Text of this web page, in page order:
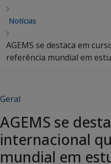
Notícias
AGEMS se destaca em
referência mundial em
Geral
AGEMS se
internacional
mundial em